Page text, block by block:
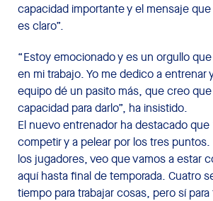
capacidad importante y el mensaje que
es claro”.
“Estoy emocionado y es un orgullo
en mi trabajo. Yo me dedico a entrenar
equipo dé un pasito más, que creo
capacidad para darlo”, ha insistido.
El nuevo entrenador ha destacado que
competir y a pelear por los tres puntos.
los jugadores, veo que vamos a estar
aquí hasta final de temporada. Cuatro
tiempo para trabajar cosas, pero sí